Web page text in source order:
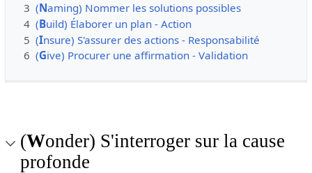
3 (Naming) Nommer les solutions possibles
4 (Build) Élaborer un plan - Action
5 (Insure) S'assurer des actions - Responsabilité
6 (Give) Procurer une affirmation - Validation
(Wonder) S'interroger sur la cause
profonde